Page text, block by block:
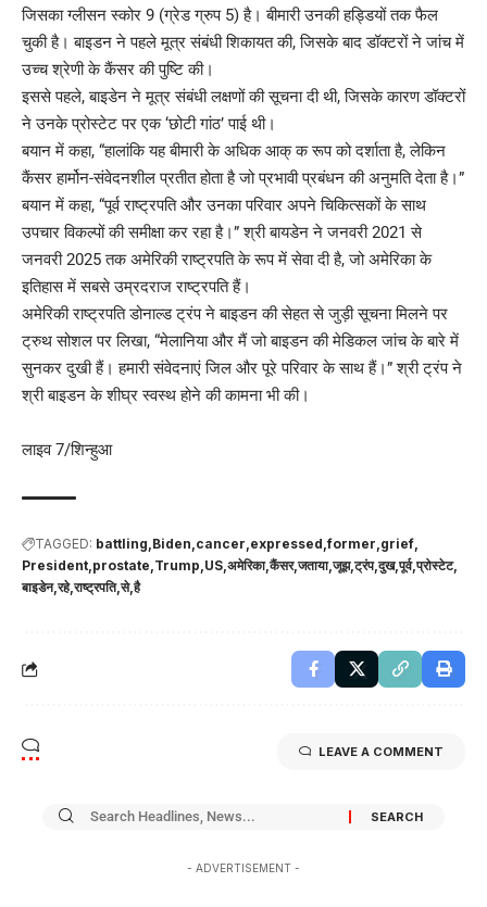
जिसका ग्लीसन स्कोर 9 (ग्रेड ग्रुप 5) है। बीमारी उनकी हड्डियों तक फैल
चुकी है। बाइडन ने पहले मूत्र संबंधी शिकायत की, जिसके बाद डॉक्टरों ने जांच में
उच्च श्रेणी के कैंसर की पुष्टि की।
इससे पहले, बाइडेन ने मूत्र संबंधी लक्षणों की सूचना दी थी, जिसके कारण डॉक्टरों
ने उनके प्रोस्टेट पर एक ‘छोटी गांठ’ पाई थी।
बयान में कहा, “हालांकि यह बीमारी के अधिक आक् क रूप को दर्शाता है, लेकिन
कैंसर हार्मोन-संवेदनशील प्रतीत होता है जो प्रभावी प्रबंधन की अनुमति देता है।”
बयान में कहा, “पूर्व राष्ट्रपति और उनका परिवार अपने चिकित्सकों के साथ
उपचार विकल्पों की समीक्षा कर रहा है।” श्री बायडेन ने जनवरी 2021 से
जनवरी 2025 तक अमेरिकी राष्ट्रपति के रूप में सेवा दी है, जो अमेरिका के
इतिहास में सबसे उम्रदराज राष्ट्रपति हैं।
अमेरिकी राष्ट्रपति डोनाल्ड ट्रंप ने बाइडन की सेहत से जुड़ी सूचना मिलने पर
ट्रुथ सोशल पर लिखा, “मेलानिया और मैं जो बाइडन की मेडिकल जांच के बारे में
सुनकर दुखी हैं। हमारी संवेदनाएं जिल और पूरे परिवार के साथ हैं।” श्री ट्रंप ने
श्री बाइडन के शीघ्र स्वस्थ होने की कामना भी की।
लाइव 7/शिन्हुआ
TAGGED: battling Biden cancer expressed former grief
President prostate Trump US अमेरिका कैंसर जताया जूझ ट्रंप दुख पूर्व प्रोस्टेट
बाइडेन रहे राष्ट्रपति से है
LEAVE A COMMENT
- ADVERTISEMENT -